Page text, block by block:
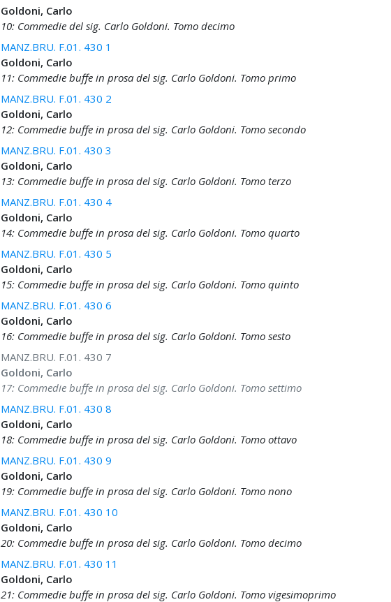
Goldoni, Carlo
10: Commedie del sig. Carlo Goldoni. Tomo decimo
MANZ.BRU. F.01. 430 1
Goldoni, Carlo
11: Commedie buffe in prosa del sig. Carlo Goldoni. Tomo primo
MANZ.BRU. F.01. 430 2
Goldoni, Carlo
12: Commedie buffe in prosa del sig. Carlo Goldoni. Tomo secondo
MANZ.BRU. F.01. 430 3
Goldoni, Carlo
13: Commedie buffe in prosa del sig. Carlo Goldoni. Tomo terzo
MANZ.BRU. F.01. 430 4
Goldoni, Carlo
14: Commedie buffe in prosa del sig. Carlo Goldoni. Tomo quarto
MANZ.BRU. F.01. 430 5
Goldoni, Carlo
15: Commedie buffe in prosa del sig. Carlo Goldoni. Tomo quinto
MANZ.BRU. F.01. 430 6
Goldoni, Carlo
16: Commedie buffe in prosa del sig. Carlo Goldoni. Tomo sesto
MANZ.BRU. F.01. 430 7
Goldoni, Carlo
17: Commedie buffe in prosa del sig. Carlo Goldoni. Tomo settimo
MANZ.BRU. F.01. 430 8
Goldoni, Carlo
18: Commedie buffe in prosa del sig. Carlo Goldoni. Tomo ottavo
MANZ.BRU. F.01. 430 9
Goldoni, Carlo
19: Commedie buffe in prosa del sig. Carlo Goldoni. Tomo nono
MANZ.BRU. F.01. 430 10
Goldoni, Carlo
20: Commedie buffe in prosa del sig. Carlo Goldoni. Tomo decimo
MANZ.BRU. F.01. 430 11
Goldoni, Carlo
21: Commedie buffe in prosa del sig. Carlo Goldoni. Tomo vigesimoprimo